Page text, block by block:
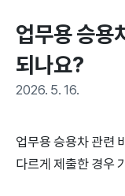
업무용 승용
되나요?
2026. 5. 16.
업무용 승용차 관련
다르게 제출한 경우